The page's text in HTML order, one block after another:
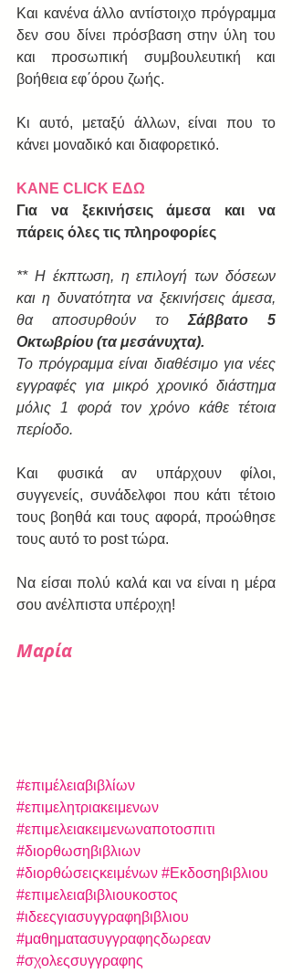
Και κανένα άλλο αντίστοιχο πρόγραμμα
δεν σου δίνει πρόσβαση στην ύλη του
και προσωπική συμβουλευτική και
βοήθεια εφ΄όρου ζωής.
Κι αυτό, μεταξύ άλλων, είναι που το
κάνει μοναδικό και διαφορετικό.
ΚΑΝΕ CLICK ΕΔΩ
Για να ξεκινήσεις άμεσα και να
πάρεις όλες τις πληροφορίες
** Η έκπτωση, η επιλογή των δόσεων
και η δυνατότητα να ξεκινήσεις άμεσα,
θα αποσυρθούν το Σάββατο 5
Οκτωβρίου (τα μεσάνυχτα).
​Το πρόγραμμα είναι διαθέσιμο για νέες
εγγραφές για μικρό χρονικό διάστημα
μόλις 1 φορά τον χρόνο κάθε τέτοια
περίοδο.
Και φυσικά αν υπάρχουν φίλοι,
συγγενείς, συνάδελφοι που κάτι τέτοιο
τους βοηθά και τους αφορά, προώθησε
τους αυτό το post τώρα.
Να είσαι πολύ καλά και να είναι η μέρα
σου ανέλπιστα υπέροχη!
Μαρία
#επιμέλειαβιβλίων
#επιμελητριακειμενων
#επιμελειακειμενωναποτοσπιτι
#διορθωσηβιβλιων
#διορθώσειςκειμένων #Εκδοσηβιβλιου
#επιμελειαβιβλιουκοστος
#ιδεεςγιασυγγραφηβιβλιου
#μαθηματασυγγραφηςδωρεαν
#σχολεςσυγγραφης